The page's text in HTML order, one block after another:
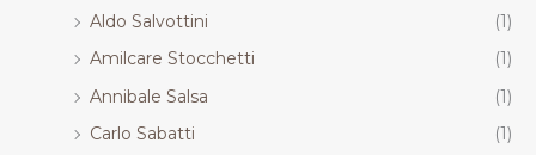
Aldo Salvottini
(1)
Amilcare Stocchetti
(1)
Annibale Salsa
(1)
Carlo Sabatti
(1)